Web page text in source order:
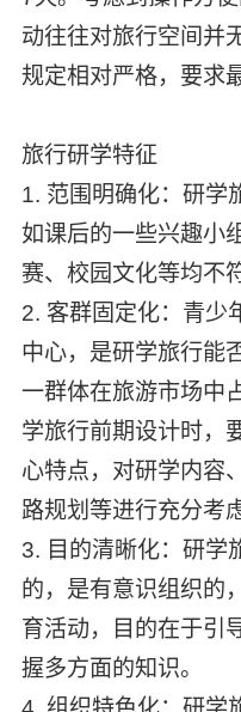
动往往对旅行空间并
规定相对严格，要求
旅行研学特征
1. 范围明确化：研学
如课后的一些兴趣小
赛、校园文化等均不
2. 客群固定化：青少
中心，是研学旅行能
一群体在旅游市场中
学旅行前期设计时，
心特点，对研学内容
路规划等进行充分考
3. 目的清晰化：研学
的，是有意识组织的
育活动，目的在于引
握多方面的知识。